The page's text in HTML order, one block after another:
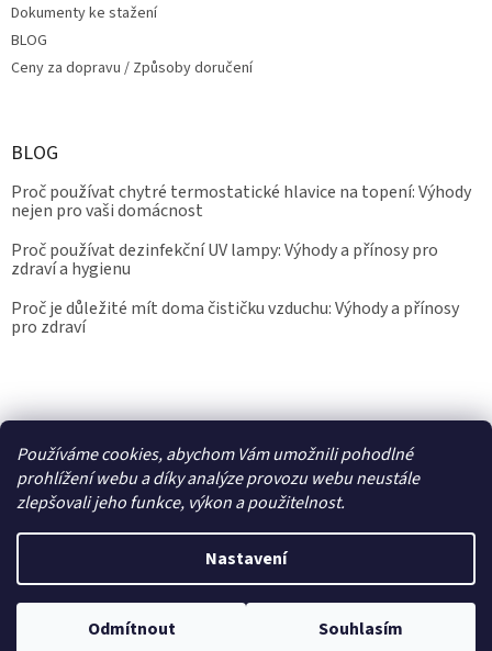
Používáme cookies, abychom Vám umožnili pohodlné
prohlížení webu a díky analýze provozu webu neustále
zlepšovali jeho funkce, výkon a použitelnost.
Nastavení
Odmítnout Souhlasím
Dokumenty ke stažení
BLOG
Ceny za dopravu / Způsoby doručení
BLOG
Proč používat chytré termostatické hlavice na topení: Výhody
nejen pro vaši domácnost
Proč používat dezinfekční UV lampy: Výhody a přínosy pro
zdraví a hygienu
Proč je důležité mít doma čističku vzduchu: Výhody a přínosy
pro zdraví
Vytvořil Shoptet
Copyright 2026Epřístroje.cz. Všechna práva vyhrazena.Upravit